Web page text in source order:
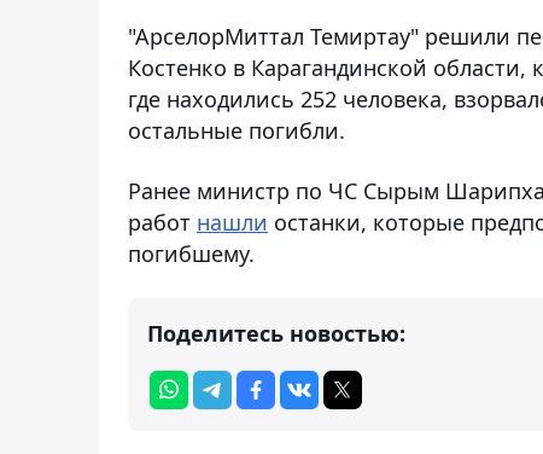
"АрселорМиттал Темиртау" решили
Костенко в Карагандинской области,
где находились 252 человека,
остальные погибли.
Ранее министр по ЧС Сырым
работ нашли останки, которые
погибшему.
Поделитесь новостью: